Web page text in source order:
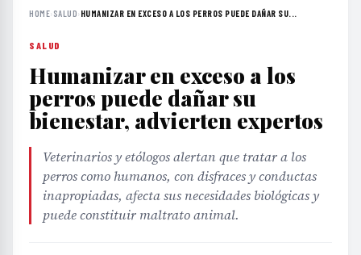
HOME› SALUD› HUMANIZAR EN EXCESO A LOS PERROS PUEDE DAÑAR SU...
SALUD
Humanizar en exceso a los
perros puede dañar su
bienestar, advierten expertos
Veterinarios y etólogos alertan que tratar a los
perros como humanos, con disfraces y conductas
inapropiadas, afecta sus necesidades biológicas y
puede constituir maltrato animal.